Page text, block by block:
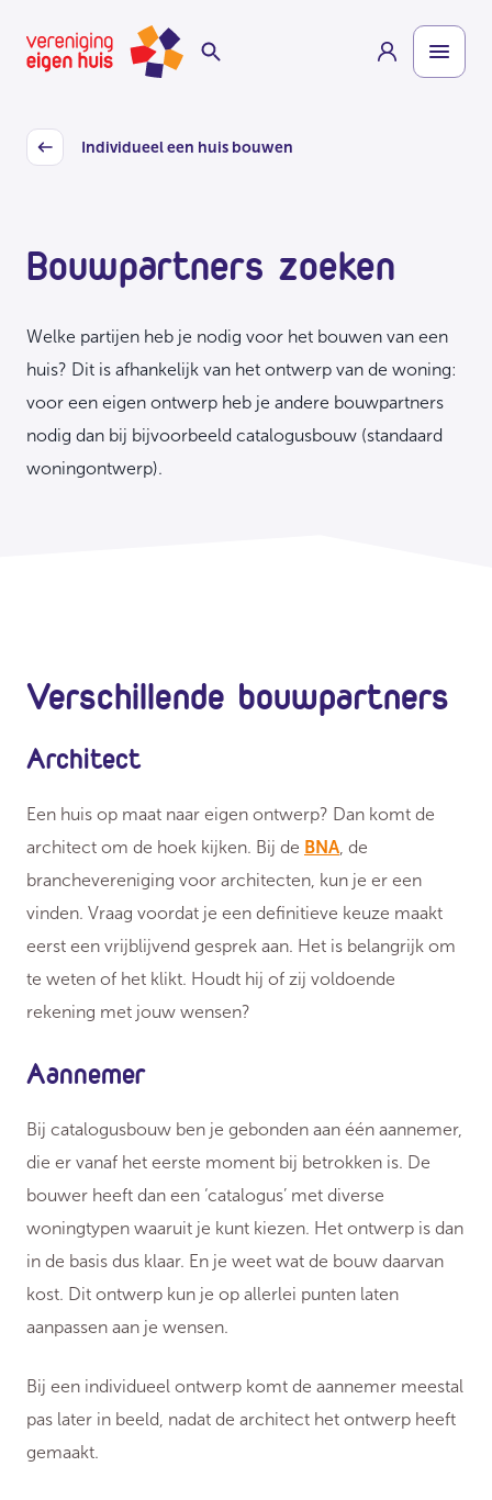
naar
hoofdinhoud
Homepage
Back
Individueel een huis bouwen
Bouwpartners zoeken
Welke partijen heb je nodig voor het bouwen van een
huis? Dit is afhankelijk van het ontwerp van de woning:
voor een eigen ontwerp heb je andere bouwpartners
nodig dan bij bijvoorbeeld catalogusbouw (standaard
woningontwerp).
Verschillende bouwpartners
Architect
Een huis op maat naar eigen ontwerp? Dan komt de
architect om de hoek kijken. Bij de BNA, de
branchevereniging voor architecten, kun je er een
vinden. Vraag voordat je een definitieve keuze maakt
eerst een vrijblijvend gesprek aan. Het is belangrijk om
te weten of het klikt. Houdt hij of zij voldoende
rekening met jouw wensen?
Aannemer
Bij catalogusbouw ben je gebonden aan één aannemer,
die er vanaf het eerste moment bij betrokken is. De
bouwer heeft dan een ‘catalogus’ met diverse
woningtypen waaruit je kunt kiezen. Het ontwerp is dan
in de basis dus klaar. En je weet wat de bouw daarvan
kost. Dit ontwerp kun je op allerlei punten laten
aanpassen aan je wensen.
Bij een individueel ontwerp komt de aannemer meestal
pas later in beeld, nadat de architect het ontwerp heeft
gemaakt.